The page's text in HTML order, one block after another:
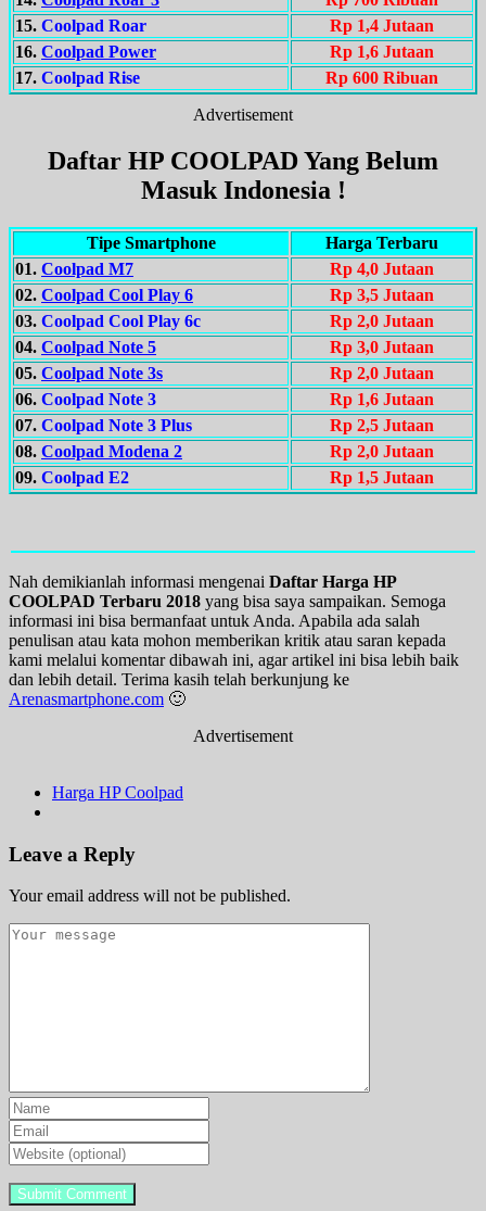
15. Coolpad Roar
Rp 1,4 Jutaan
16. Coolpad Power
Rp 1,6 Jutaan
17. Coolpad Rise
Rp 600 Ribuan
Advertisement
Daftar HP COOLPAD Yang Belum
Masuk Indonesia !
Tipe Smartphone
Harga Terbaru
01. Coolpad M7
Rp 4,0 Jutaan
02. Coolpad Cool Play 6
Rp 3,5 Jutaan
03. Coolpad Cool Play 6c
Rp 2,0 Jutaan
04. Coolpad Note 5
Rp 3,0 Jutaan
05. Coolpad Note 3s
Rp 2,0 Jutaan
06. Coolpad Note 3
Rp 1,6 Jutaan
07. Coolpad Note 3 Plus
Rp 2,5 Jutaan
08. Coolpad Modena 2
Rp 2,0 Jutaan
09. Coolpad E2 Rp 1,5 Jutaan
Nah demikianlah informasi mengenai Daftar Harga HP
COOLPAD Terbaru 2018 yang bisa saya sampaikan. Semoga
informasi ini bisa bermanfaat untuk Anda. Apabila ada salah
penulisan atau kata mohon memberikan kritik atau saran kepada
kami melalui komentar dibawah ini, agar artikel ini bisa lebih baik
dan lebih detail. Terima kasih telah berkunjung ke
Arenasmartphone.com 🙂
Advertisement
Harga HP Coolpad
Leave a Reply
Your email address will not be published.